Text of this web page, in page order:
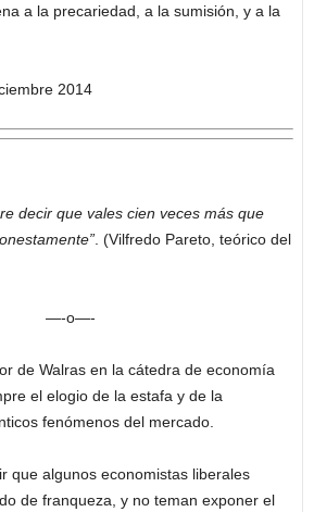
a la precariedad, a la sumisión, y a la
2014
decir que vales cien veces más que
. (Vilfredo Pareto, teórico del
—-o—-
de Walras en la cátedra de economía
el elogio de la estafa y de la
fenómenos del mercado.
que algunos economistas liberales
de franqueza, y no teman exponer el